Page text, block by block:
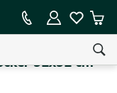
Kollektion
92x92 cm